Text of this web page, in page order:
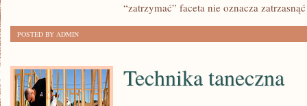
“zatrzymać” faceta nie oznacza
POSTED BY ADMIN
Technika taneczna